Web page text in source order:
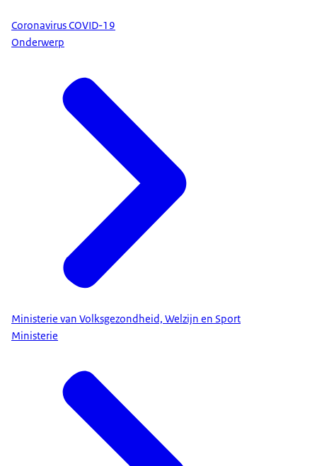
Coronavirus COVID-19
Onderwerp
Ministerie van Volksgezondheid, Welzijn en Sport
Ministerie